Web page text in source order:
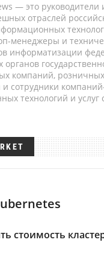
— это руководители
отраслей
менеджеры и
информатизации
органов
компаний, розничных
и сотрудники
технологий и услуг
стоимость